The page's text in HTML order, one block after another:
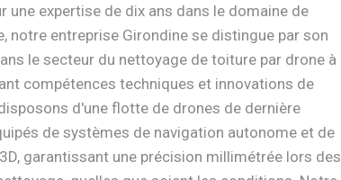
une expertise de dix ans dans le domaine de
notre entreprise Girondine se distingue par son
le secteur du nettoyage de toiture par drone à
compétences techniques et innovations de
d'une flotte de drones de dernière
de systèmes de navigation autonome et de
garantissant une précision millimétrée lors des